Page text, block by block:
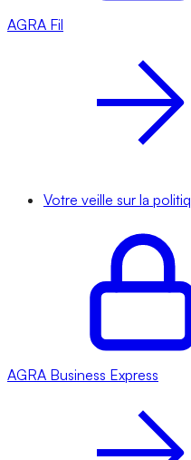
AGRA Fil
Votre veille sur la
AGRA Business Express